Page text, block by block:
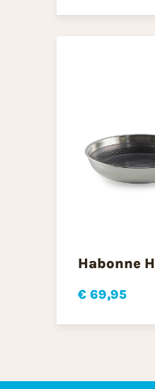
Habonne
€ 69,95